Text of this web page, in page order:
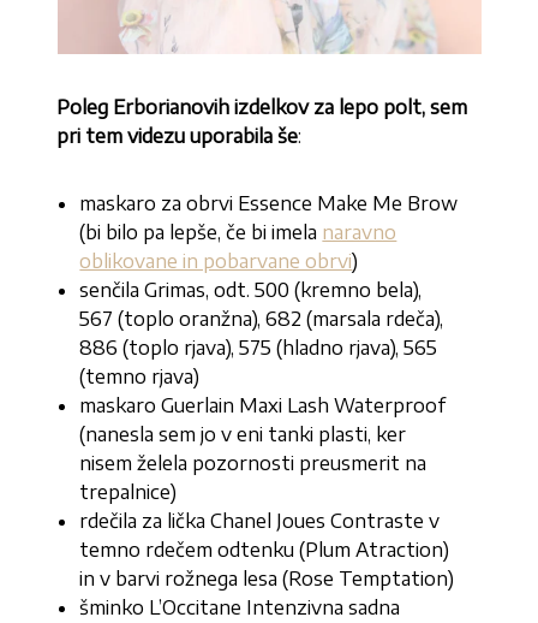
Poleg Erborianovih izdelkov za lepo polt, sem
pri tem videzu uporabila še:
maskaro za obrvi Essence Make Me Brow
(bi bilo pa lepše, če bi imela naravno
oblikovane in pobarvane obrvi)
senčila Grimas, odt. 500 (kremno bela),
567 (toplo oranžna), 682 (marsala rdeča),
886 (toplo rjava), 575 (hladno rjava), 565
(temno rjava)
maskaro Guerlain Maxi Lash Waterproof
(nanesla sem jo v eni tanki plasti, ker
nisem želela pozornosti preusmerit na
trepalnice)
rdečila za lička Chanel Joues Contraste v
temno rdečem odtenku (Plum Atraction)
in v barvi rožnega lesa (Rose Temptation)
šminko L’Occitane Intenzivna sadna